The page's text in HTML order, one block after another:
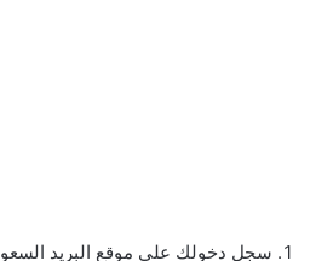
سجل دخولك على موقع البريد